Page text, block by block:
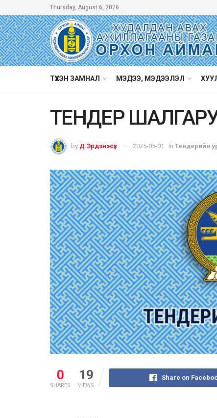
Thursday, August 6, 2026
ТҮҮХЭН ЗАМНАЛ МЭДЭЭ, МЭДЭЭЛЭЛ
ТЕНДЕР
by Д.Эрдэнэсүх 2025-05-01 in Тендерийн
0
SHARES
19
VIEWS
Share on